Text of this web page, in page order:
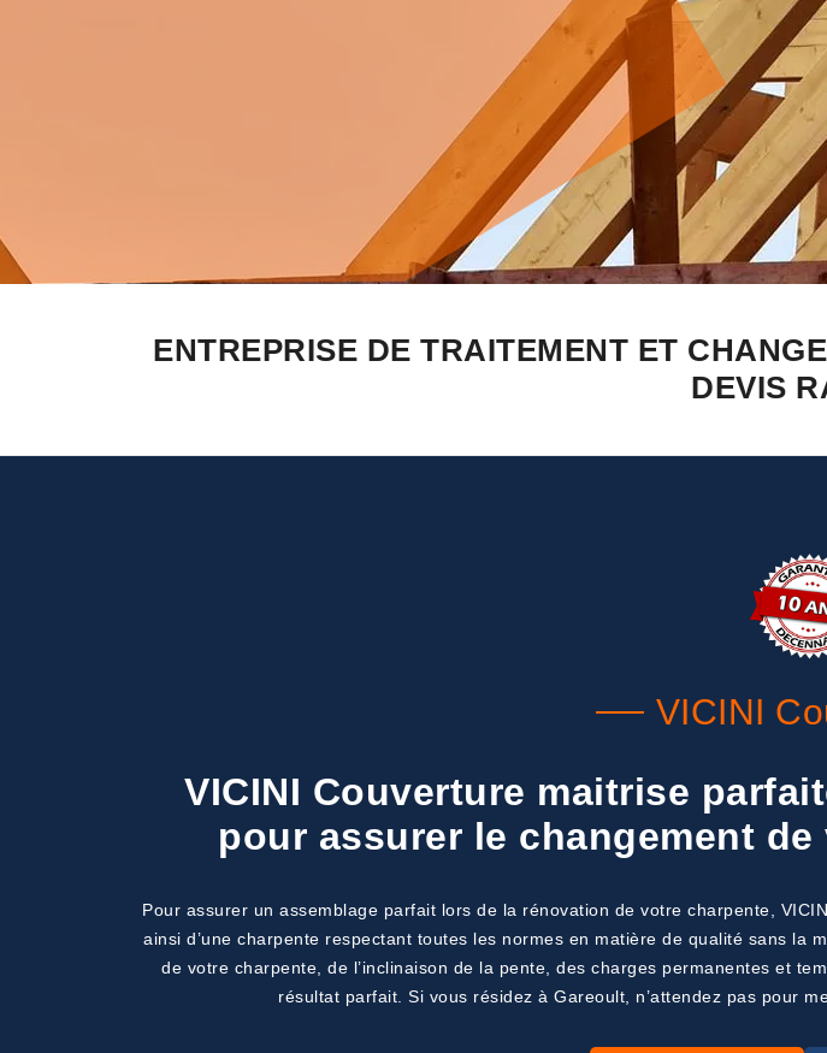
ENTREPRISE DE TRAITEMENT ET
DEVIS
VICINI
VICINI Couverture maitrise
pour assurer le changement
Pour assurer un assemblage parfait lors de la rénovation de votre charpente,
ainsi d’une charpente respectant toutes les normes en matière de qualité sans la
de votre charpente, de l’inclinaison de la pente, des charges permanentes et
résultat parfait. Si vous résidez à Gareoult, n’attendez pas pour